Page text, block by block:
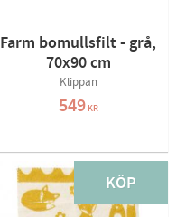
Farm bomullsfilt - grå,
70x90 cm
Klippan
549KR
KÖP